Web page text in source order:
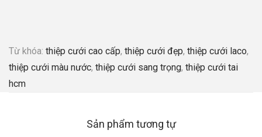
Từ khóa: thiệp cưới cao cấp, thiệp cưới đẹp, thiệp cưới laco,
thiệp cưới màu nước, thiệp cưới sang trọng, thiệp cưới tai
hcm
Sản phẩm tương tự